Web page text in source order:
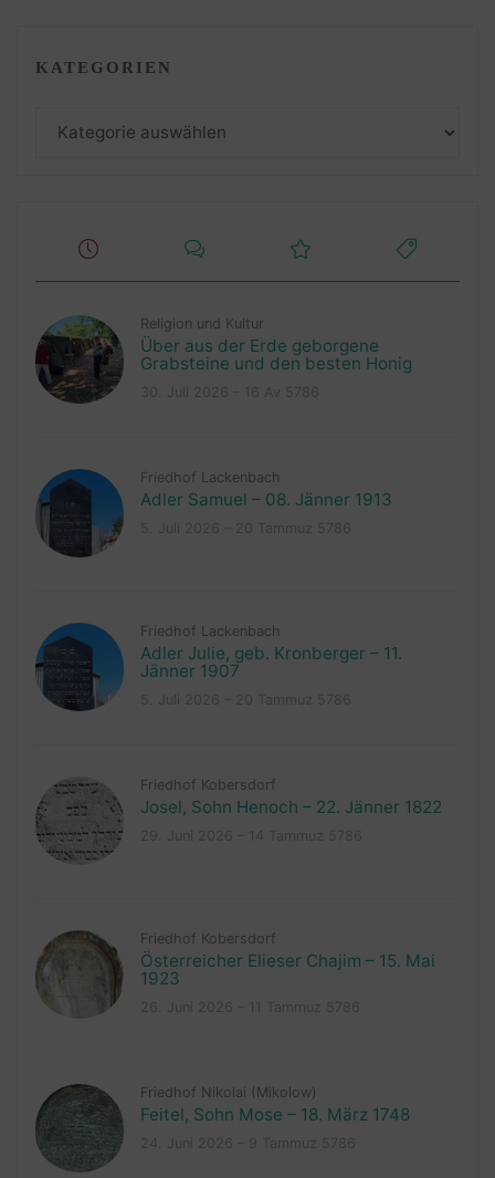
KATEGORIEN
Kategorien
Religion und Kultur
Über aus der Erde geborgene
Grabsteine und den besten Honig
Friedhof Lackenbach
Adler Samuel – 08. Jänner 1913
Friedhof Lackenbach
Adler Julie, geb. Kronberger – 11.
Jänner 1907
Friedhof Kobersdorf
Josel, Sohn Henoch – 22. Jänner 1822
Friedhof Kobersdorf
Österreicher Elieser Chajim – 15. Mai
1923
Friedhof Nikolai (Mikolow)
Feitel, Sohn Mose – 18. März 1748